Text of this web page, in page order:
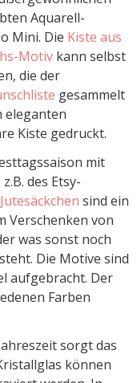
Aquarell-
Mini. Die Kiste aus
Motiv kann selbst
die der
gesammelt
eleganten
Kiste gedruckt.
mit
des Etsy-
Jutesäckchen sind ein
Verschenken von
was sonst noch
steht. Die Motive sind
aufgebracht. Der
Farben
sorgt das
können